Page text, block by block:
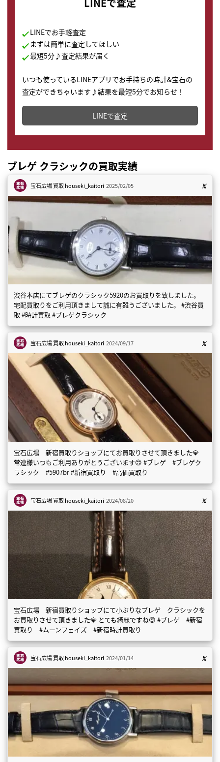
LINEでお手軽査定
まずは簡単に査定してほしい
最短5分♪査定結果が届く
いつも使っているLINEアプリでお手持ちの時計&宝石の
査定ができちゃいます♪結果を最短5分でお知らせ！
どこからでもすぐに査定金額を知ることが出来ます。
LINEで査定
ブレゲ クラシックの買取実績
宝石広場 買取houseki_kaitori 2025/02/05
渋谷本店にてブレゲのクラシック5920のお買取りを致しました。
宅配買取りをご利用頂きまして誠に有難うございました。 #渋谷買
取 #時計買取 #ブレゲクラシック
宝石広場 買取houseki_kaitori 2024/09/17
宝石広場 新宿買取りショップにてお買取りさせて頂きました💎
常連様いつもご利用ありがとうございます😊 #ブレゲ #ブレゲク
ラシック #5907br #新宿買取り #高価買取り
宝石広場 買取houseki_kaitori 2024/08/20
宝石広場 新宿買取りショップにて小ぶりなブレゲ クラシックを
お買取りさせて頂きました💎 とても綺麗ですね😍 #ブレゲ #新宿
買取り #ムーンフェイズ #新宿時計買取り
宝石広場 買取houseki_kaitori 2024/01/14